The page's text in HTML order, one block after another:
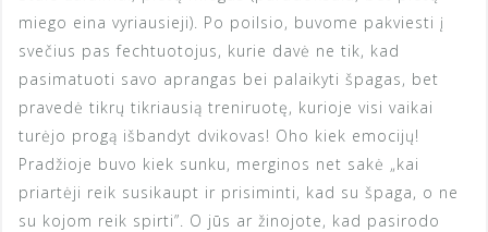
miego eina vyriausieji). Po poilsio, buvome pakviesti į
svečius pas fechtuotojus, kurie davė ne tik, kad
pasimatuoti savo aprangas bei palaikyti špagas, bet
pravedė tikrų tikriausią treniruotę, kurioje visi vaikai
turėjo progą išbandyt dvikovas! Oho kiek emocijų!
Pradžioje buvo kiek sunku, merginos net sakė „kai
priartėji reik susikaupt ir prisiminti, kad su špaga, o ne
su kojom reik spirti”. O jūs ar žinojote, kad pasirodo